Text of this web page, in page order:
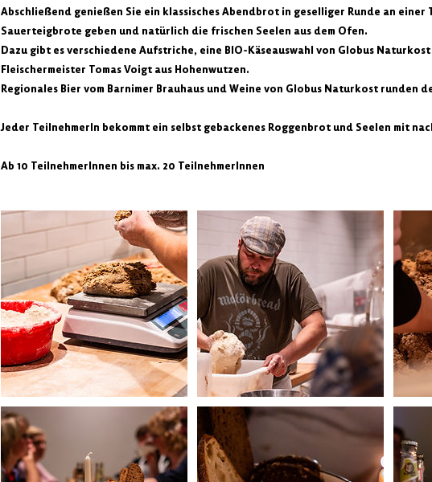
Abschließend genießen Sie ein klassisches Abendbrot in geselliger Runde an einer
Sauerteigbrote geben und natürlich die frischen Seelen aus dem Ofen.
Dazu gibt es verschiedene Aufstriche, eine BIO-Käseauswahl von Globus
Fleischermeister Tomas Voigt aus Hohenwutzen.
Regionales Bier vom Barnimer Brauhaus und Weine von Globus Naturkost runden
Jeder TeilnehmerIn bekommt ein selbst gebackenes Roggenbrot und Seelen mit